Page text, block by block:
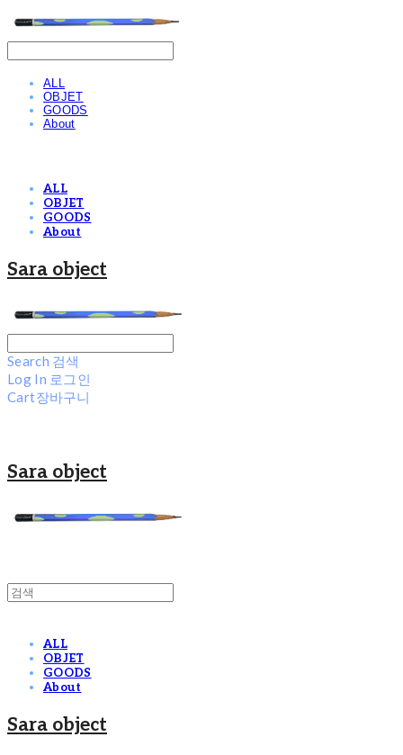
ALL
OBJET
GOODS
About
ALL
OBJET
GOODS
About
Sara object
Search 검색
Log In 로그인
Cart장바구니
Sara object
ALL
OBJET
GOODS
About
Sara object